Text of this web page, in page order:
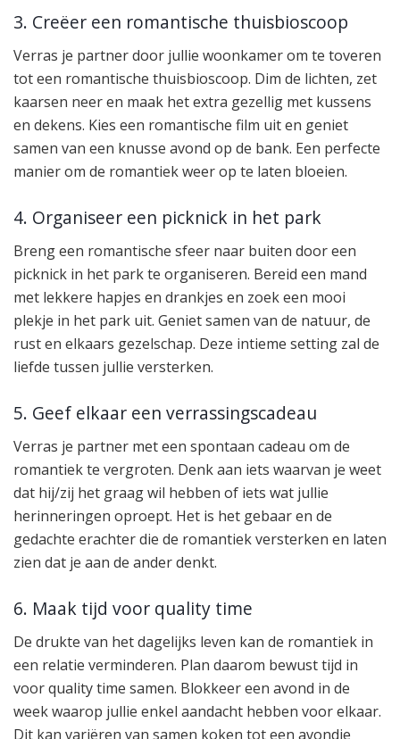
3. Creëer een romantische thuisbioscoop
Verras je partner door jullie woonkamer om te toveren
tot een romantische thuisbioscoop. Dim de lichten, zet
kaarsen neer en maak het extra gezellig met kussens
en dekens. Kies een romantische film uit en geniet
samen van een knusse avond op de bank. Een perfecte
manier om de romantiek weer op te laten bloeien.
4. Organiseer een picknick in het park
Breng een romantische sfeer naar buiten door een
picknick in het park te organiseren. Bereid een mand
met lekkere hapjes en drankjes en zoek een mooi
plekje in het park uit. Geniet samen van de natuur, de
rust en elkaars gezelschap. Deze intieme setting zal de
liefde tussen jullie versterken.
5. Geef elkaar een verrassingscadeau
Verras je partner met een spontaan cadeau om de
romantiek te vergroten. Denk aan iets waarvan je weet
dat hij/zij het graag wil hebben of iets wat jullie
herinneringen oproept. Het is het gebaar en de
gedachte erachter die de romantiek versterken en laten
zien dat je aan de ander denkt.
6. Maak tijd voor quality time
De drukte van het dagelijks leven kan de romantiek in
een relatie verminderen. Plan daarom bewust tijd in
voor quality time samen. Blokkeer een avond in de
week waarop jullie enkel aandacht hebben voor elkaar.
Dit kan variëren van samen koken tot een avondje